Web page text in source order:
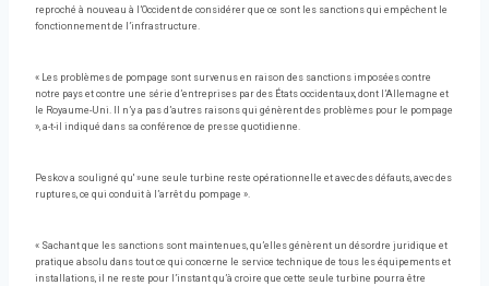
reproché à nouveau à l’Occident de considérer que ce sont les sanctions qui empêchent le
fonctionnement de l’infrastructure.
« Les problèmes de pompage sont survenus en raison des sanctions imposées contre
notre pays et contre une série d’entreprises par des États occidentaux, dont l’Allemagne et
le Royaume-Uni. Il n’y a pas d’autres raisons qui génèrent des problèmes pour le pompage
», a-t-il indiqué dans sa conférence de presse quotidienne.
Peskov a souligné qu' »une seule turbine reste opérationnelle et avec des défauts, avec des
ruptures, ce qui conduit à l’arrêt du pompage ».
« Sachant que les sanctions sont maintenues, qu’elles génèrent un désordre juridique et
pratique absolu dans tout ce qui concerne le service technique de tous les équipements et
installations, il ne reste pour l’instant qu’à croire que cette seule turbine pourra être